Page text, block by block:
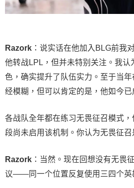
Razork ：说实话在他加入BLG前我
他转战LPL，但并未特别关注。我认
色，确实提升了队伍实力。至于当
经模糊，但可以肯定的是，他如今已
各战队全年都在练习无畏征召模式
段尚未启用该机制。你认为无畏征召
Razork ：当然。现在回想没有无畏
议——同一个位置反复使用三四个英